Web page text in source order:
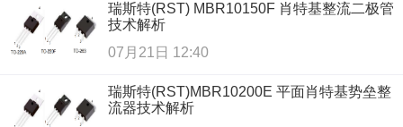
瑞斯特(RST) MBR10150F 肖特基整流二极管
技术解析
07月21日 12:40
瑞斯特(RST)MBR10200E 平面肖特基势垒整
流器技术解析